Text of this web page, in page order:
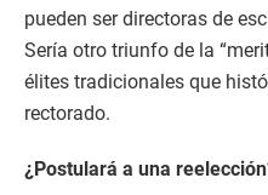
pueden ser directoras de
Sería otro triunfo de la
élites tradicionales que
rectorado.
¿Postulará a una